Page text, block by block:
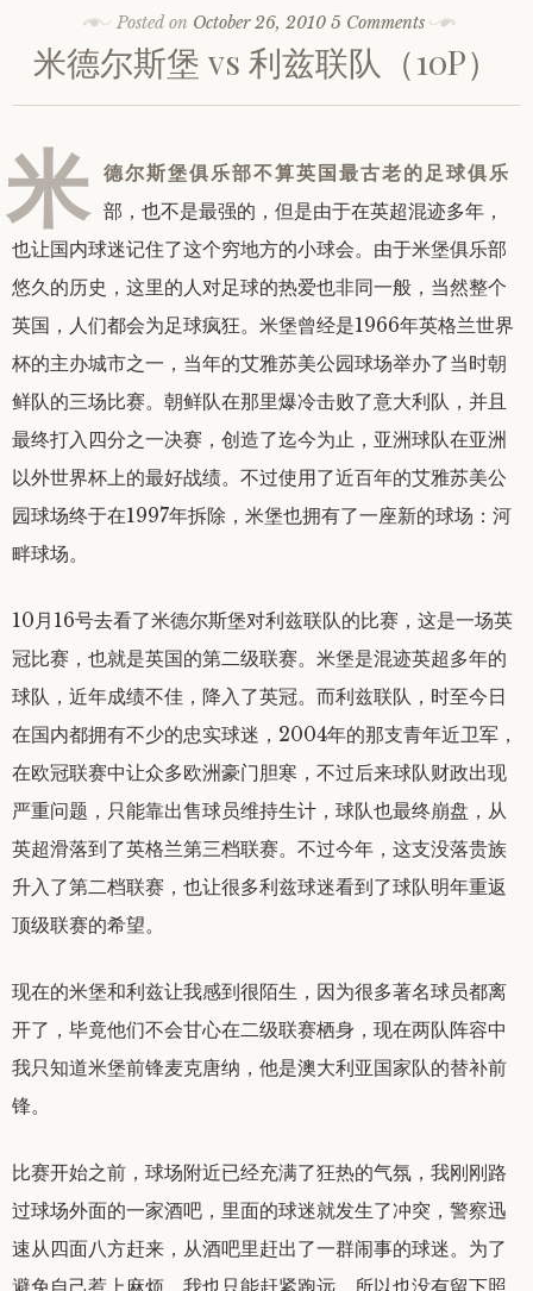
Posted on October 26, 2010 5 Comments
米德尔斯堡 vs 利兹联队（10P）
米 德尔斯堡俱乐部不算英国最古老的足球俱乐
部，也不是最强的，但是由于在英超混迹多年，
也让国内球迷记住了这个穷地方的小球会。由于米堡俱乐部
悠久的历史，这里的人对足球的热爱也非同一般，当然整个
英国，人们都会为足球疯狂。米堡曾经是1966年英格兰世界
杯的主办城市之一，当年的艾雅苏美公园球场举办了当时朝
鲜队的三场比赛。朝鲜队在那里爆冷击败了意大利队，并且
最终打入四分之一决赛，创造了迄今为止，亚洲球队在亚洲
以外世界杯上的最好战绩。不过使用了近百年的艾雅苏美公
园球场终于在1997年拆除，米堡也拥有了一座新的球场：河
畔球场。
10月16号去看了米德尔斯堡对利兹联队的比赛，这是一场英
冠比赛，也就是英国的第二级联赛。米堡是混迹英超多年的
球队，近年成绩不佳，降入了英冠。而利兹联队，时至今日
在国内都拥有不少的忠实球迷，2004年的那支青年近卫军，
在欧冠联赛中让众多欧洲豪门胆寒，不过后来球队财政出现
严重问题，只能靠出售球员维持生计，球队也最终崩盘，从
英超滑落到了英格兰第三档联赛。不过今年，这支没落贵族
升入了第二档联赛，也让很多利兹球迷看到了球队明年重返
顶级联赛的希望。
现在的米堡和利兹让我感到很陌生，因为很多著名球员都离
开了，毕竟他们不会甘心在二级联赛栖身，现在两队阵容中
我只知道米堡前锋麦克唐纳，他是澳大利亚国家队的替补前
锋。
比赛开始之前，球场附近已经充满了狂热的气氛，我刚刚路
过球场外面的一家酒吧，里面的球迷就发生了冲突，警察迅
速从四面八方赶来，从酒吧里赶出了一群闹事的球迷。为了